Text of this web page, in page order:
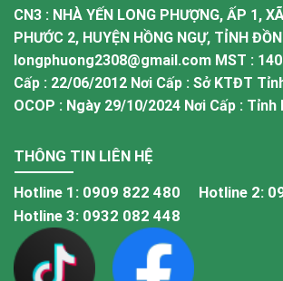
CN3 : NHÀ YẾN LONG PHƯỢNG, ẤP 1,
PHƯỚC 2, HUYỆN HỒNG NGỰ, TỈNH
longphuong2308@gmail.com MST :
Cấp : 22/06/2012 Nơi Cấp : Sở KTĐT
OCOP : Ngày 29/10/2024 Nơi Cấp : Tỉnh
THÔNG TIN LIÊN HỆ
Hotline 1: 0909 822 480 Hotline 2:
Hotline 3: 0932 082 448